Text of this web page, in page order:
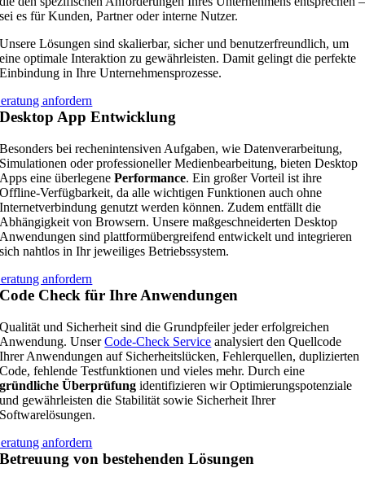
sei es für Kunden, Partner oder interne Nutzer.
Unsere Lösungen sind skalierbar, sicher und benutzerfreundlich, um
eine optimale Interaktion zu gewährleisten. Damit gelingt die perfekte
Einbindung in Ihre Unternehmensprozesse.
anfordern
Desktop App Entwicklung
Besonders bei rechenintensiven Aufgaben, wie Datenverarbeitung,
Simulationen oder professioneller Medienbearbeitung, bieten Desktop
Apps eine überlegenePerformance. Ein großer Vorteil ist ihre
Offline-Verfügbarkeit, da alle wichtigen Funktionen auch ohne
Internetverbindung genutzt werden können. Zudem entfällt die
Abhängigkeit von Browsern. Unsere maßgeschneiderten Desktop
Anwendungen sind plattformübergreifend entwickelt und integrieren
sich nahtlos in Ihr jeweiliges Betriebssystem.
anfordern
Code Check für Ihre Anwendungen
Qualität und Sicherheit sind die Grundpfeiler jeder erfolgreichen
Anwendung. UnserCode-Check Service analysiert den Quellcode
Ihrer Anwendungen auf Sicherheitslücken, Fehlerquellen, duplizierten
Code, fehlende Testfunktionen und vieles mehr. Durch eine
gründliche Überprüfung identifizieren wir Optimierungspotenziale
und gewährleisten die Stabilität sowie Sicherheit Ihrer
Softwarelösungen.
anfordern
Betreuung von bestehenden Lösungen